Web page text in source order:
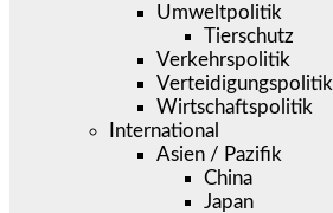
Umweltpolitik
Tierschutz
Verkehrspolitik
Verteidigungspolitik
Wirtschaftspolitik
International
Asien / Pazifik
China
Japan